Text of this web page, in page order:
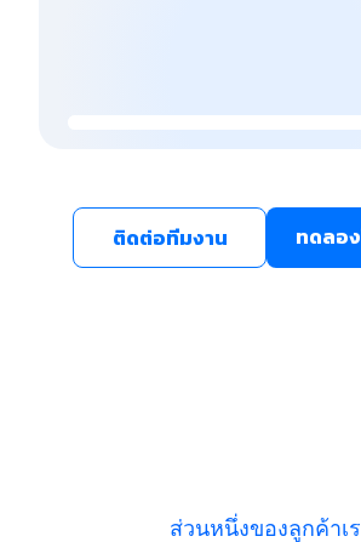
ติดต่อทีมงาน ทดลอ
ส่วนหนึ่งของลูกค้าเ